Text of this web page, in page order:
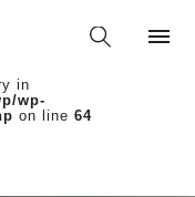
wp-
in
wp-
on line 64